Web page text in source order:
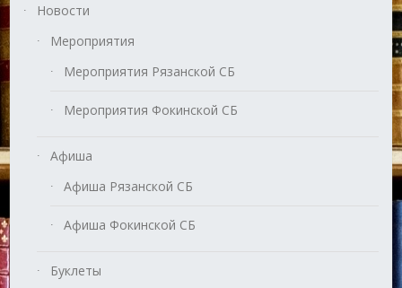
Новости
Мероприятия
Мероприятия Рязанской СБ
Мероприятия Фокинской СБ
Афиша
Афиша Рязанской СБ
Афиша Фокинской СБ
Буклеты